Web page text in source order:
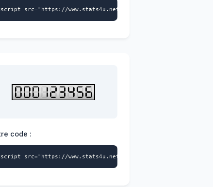
data-style="104" async></script>
src="https://www.stats4u.net/s4u.js" data-
data-style="107" async></script>
code :
src="https://www.stats4u.net/s4u.js" data-